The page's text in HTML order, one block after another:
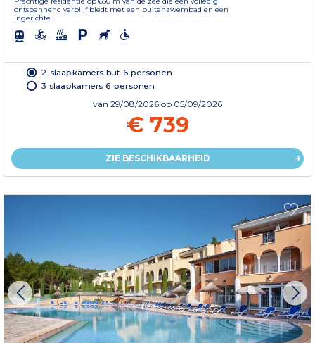
ontspannend verblijf biedt met een buitenzwembad en een
ingerichte...
2 slaapkamers hut 6 personen
3 slaapkamers 6 personen
van 29/08/2026 op 05/09/2026
€ 739
ZIE BESCHIKBAARHEID